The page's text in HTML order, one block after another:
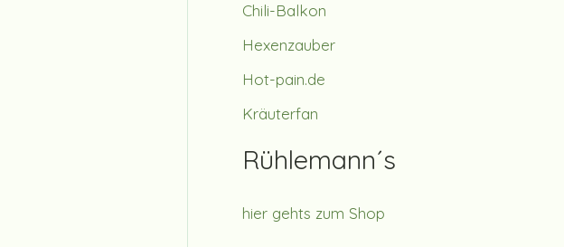
Chili-Balkon
Hexenzauber
Hot-pain.de
Kräuterfan
Rühlemann´s
hier gehts zum Shop